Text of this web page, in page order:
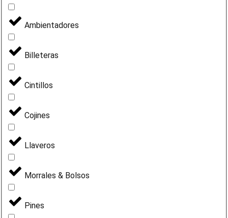
Ambientadores
Billeteras
Cintillos
Cojines
Llaveros
Morrales & Bolsos
Pines